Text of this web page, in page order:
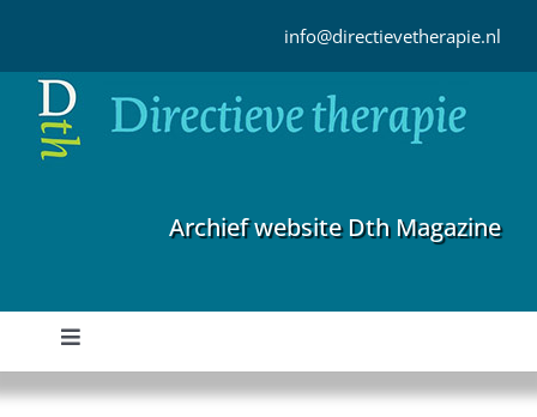
inhoud
info@directievetherapie.nl
Archief website Dth Magazine
Toggle
Navigation
Home